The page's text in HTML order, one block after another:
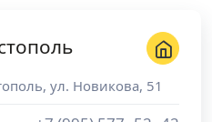
, ул. Новикова, 51